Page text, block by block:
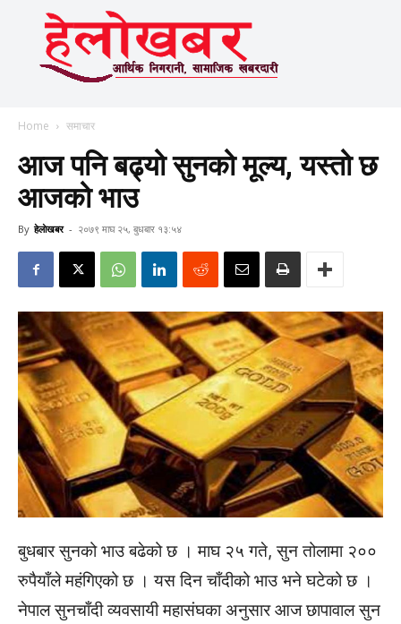
Home समाचार
आज पनि बढ्यो सुनको मूल्य, यस्तो छ
आजको भाउ
By हेलाेखबर - २०७९ माघ २५, बुधबार १३:५४
बुधबार सुनको भाउ बढेको छ । माघ २५ गते, सुन तोलामा २००
रुपैयाँले महंगिएको छ । यस दिन चाँदीको भाउ भने घटेको छ ।
नेपाल सुनचाँदी व्यवसायी महासंघका अनुसार आज छापावाल सुन